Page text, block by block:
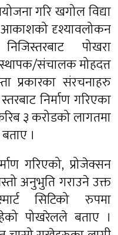
गरि खगोल विद्या
आकाशको दृश्यावलोकन
पोखरा
संचालक मोहदत्त
प्रकारका संरचनाहरु
निर्माण गरिएका
३ करोडको लागतमा
।
गरिएको, प्रोजेक्सन
अनुभुति गराउने उक्त
सिटिको रुपमा
पोखरेलले बताए ।